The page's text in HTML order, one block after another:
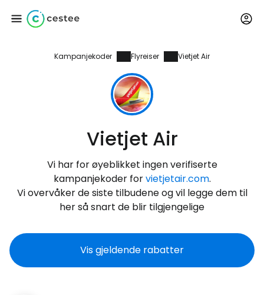
Kampanjekoder Flyreiser Vietjet Air
Vietjet Air
Vi har for øyeblikket ingen verifiserte
kampanjekoder forvietjetair.com.
Vi overvåker de siste tilbudene og vil legge dem til
her så snart de blir tilgjengelige
Vis gjeldende rabatter
Logg inn på Cestee
... det verdensomspennende
reisefellesskapet
Fortsett med Google
Fortsett med Facebook